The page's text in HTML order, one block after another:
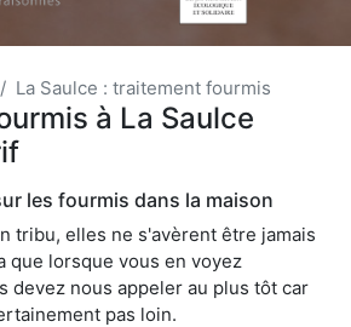
La Saulce : traitement fourmis
à La Saulce
les fourmis dans la maison
tribu, elles ne s'avèrent être jamais
que lorsque vous en voyez
devez nous appeler au plus tôt car
pas loin.